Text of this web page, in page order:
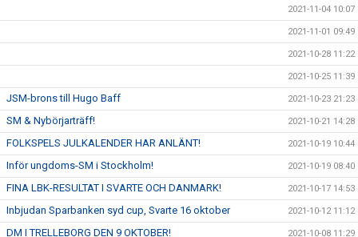
2021-11-04 10:07
2021-11-01 09:49
2021-10-28 11:22
2021-10-25 11:39
JSM-brons till Hugo Baff 2021-10-23 21:23
SM & Nybörjarträff! 2021-10-21 14:28
FOLKSPELS JULKALENDER HAR ANLÄNT! 2021-10-19 10:44
Inför ungdoms-SM i Stockholm! 2021-10-19 08:40
FINA LBK-RESULTAT I SVARTE OCH DANMARK! 2021-10-17 14:53
Inbjudan Sparbanken syd cup, Svarte 16 oktober 2021-10-12 11:12
DM I TRELLEBORG DEN 9 OKTOBER! 2021-10-08 11:29